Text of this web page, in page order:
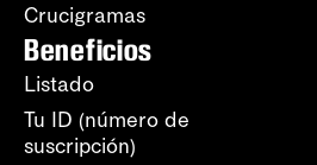
Crucigramas
Beneficios
Listado
Tu ID (número de
suscripción)